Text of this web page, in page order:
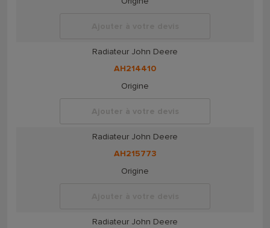
Radiateur John Deere
AH214410
Origine
Ajouter à votre devis
Radiateur John Deere
AH215773
Origine
Radiateur John Deere